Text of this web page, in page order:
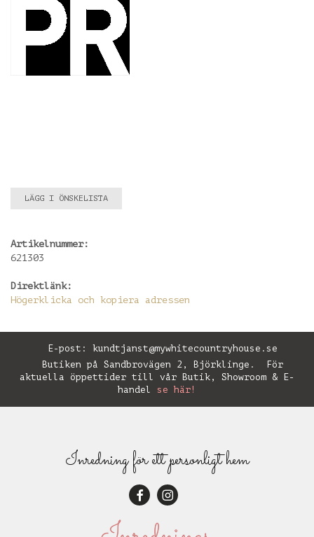
LÄGG I ÖNSKELISTA
Artikelnummer:
621303
Direktlänk:
Högerklicka och kopiera adressen
E-post: kundtjanst@mywhitecountryhouse.se
Butiken på Sandbrovägen 2, Björklinge. För
aktuella öppettider till vår Butik, Showroom & E-
handel se här!
Inredning för ett personligt hem